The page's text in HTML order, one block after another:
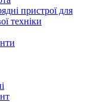
пристрої для
техніки